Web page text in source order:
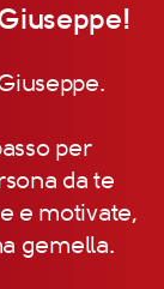
per
da te
e motivate,
gemella.